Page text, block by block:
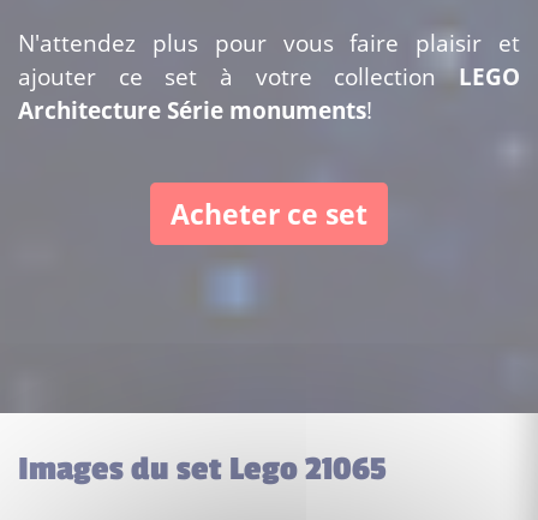
N'attendez plus pour vous faire plaisir et
ajouter ce set à votre collectionLEGO
Architecture Série monuments!
Acheter ce set
Images du set Lego 21065